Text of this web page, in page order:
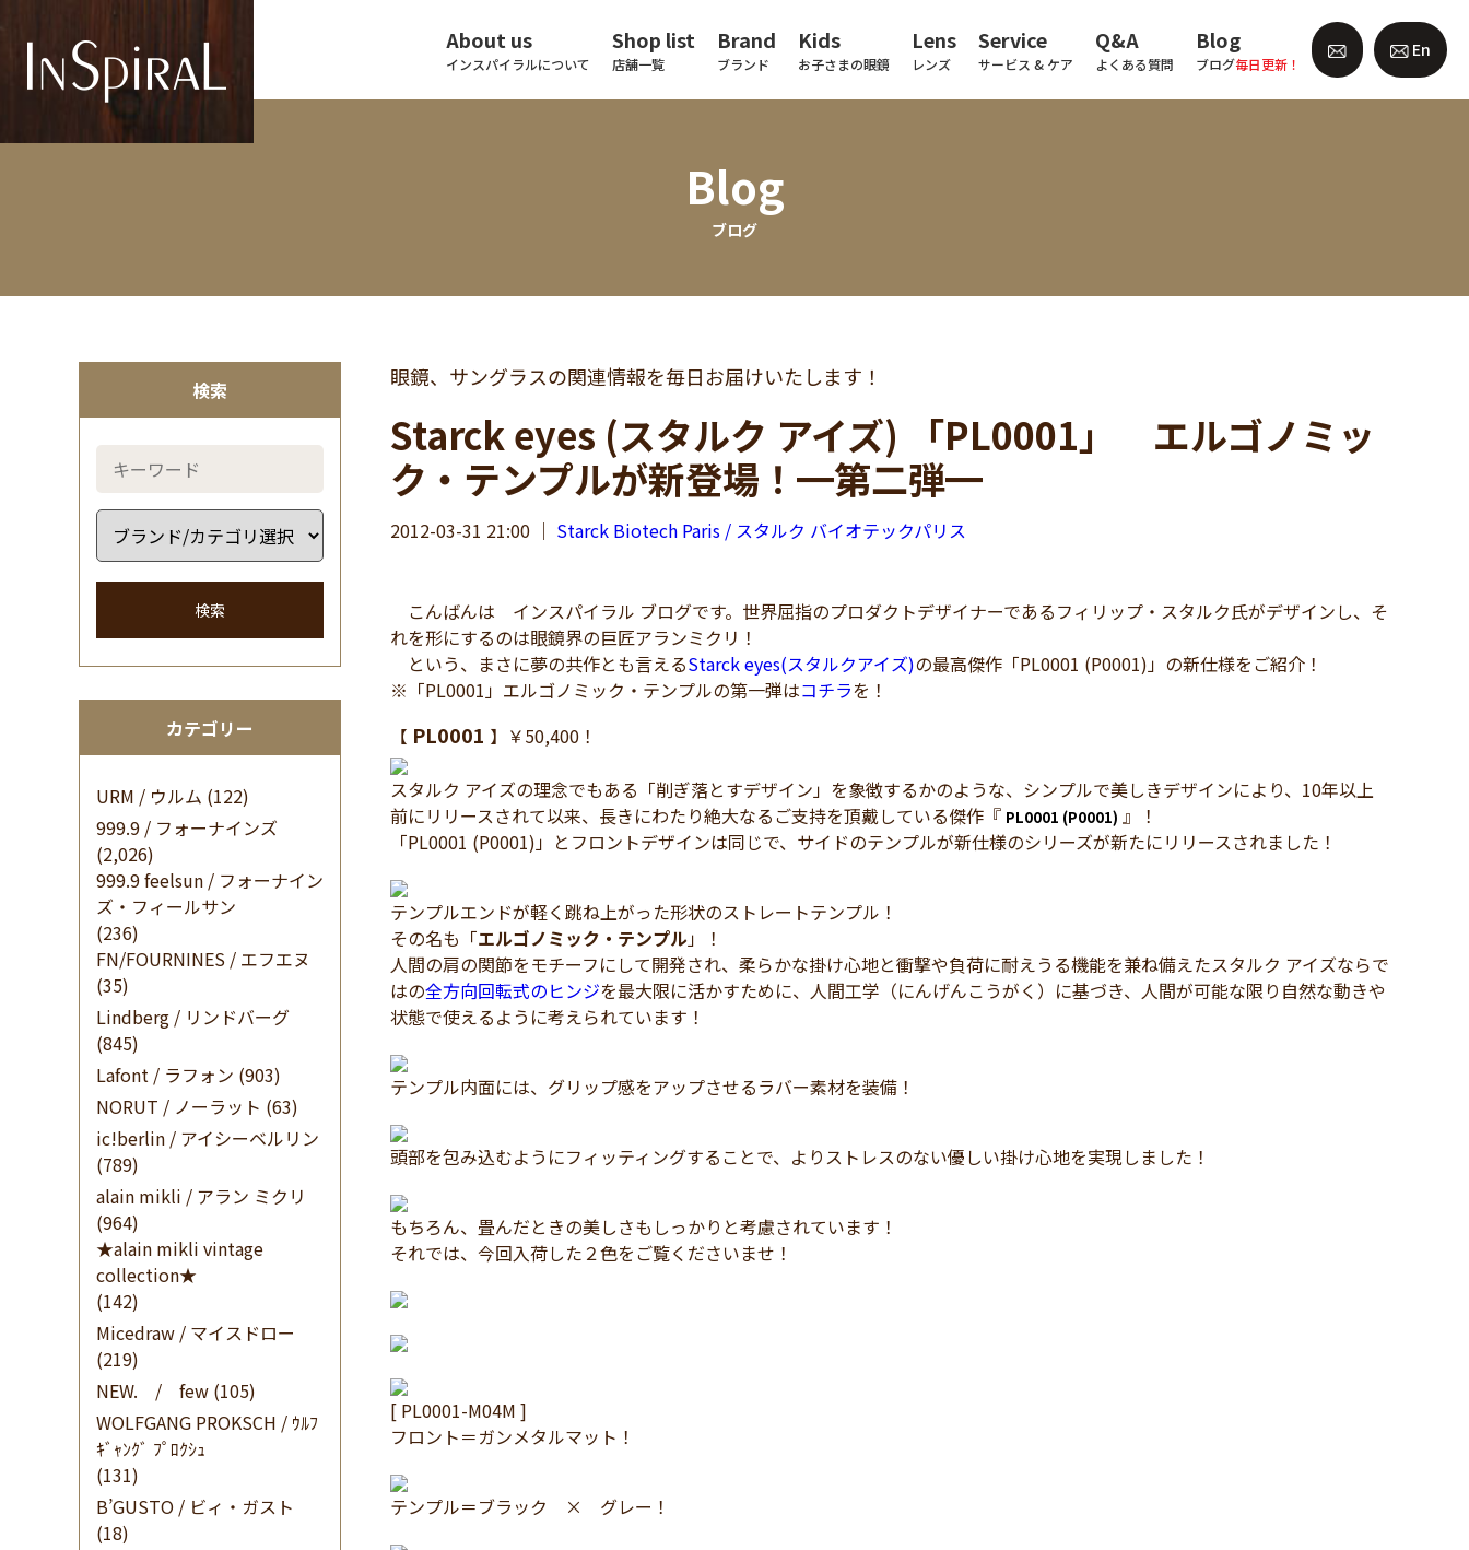
About us
インスパイラルについて
Shop list
店舗一覧
Brand
ブランド
Kids
お子さまの眼鏡
Lens
レンズ
Service
サービス & ケア
Q&A
よくある質問
Blog
ブログ毎日更新！
En
Blog
ブログ
検索
検索
カテゴリー
URM / ウルム (122)
999.9 / フォーナインズ
(2,026)
999.9 feelsun / フォーナイン
ズ・フィールサン
(236)
FN/FOURNINES / エフエヌ
(35)
Lindberg / リンドバーグ
(845)
Lafont / ラフォン (903)
NORUT / ノーラット (63)
ic!berlin / アイシーベルリン
(789)
alain mikli / アラン ミクリ
(964)
★alain mikli vintage
collection★
(142)
Micedraw / マイスドロー
(219)
NEW. / few (105)
WOLFGANG PROKSCH / ｳﾙﾌ
ｷﾞｬﾝｸﾞ ﾌﾟﾛｸｼｭ
(131)
B’GUSTO / ビィ・ガスト
(18)
眼鏡、サングラスの関連情報を毎日お届けいたします！
Starck eyes (スタルク アイズ) 「PL0001」 エルゴノミッ
ク・テンプルが新登場！━第二弾━
2012-03-31 21:00 ｜ Starck Biotech Paris / スタルク バイオテックパリス
こんばんは インスパイラル ブログです。世界屈指のプロダクトデザイナーであるフィリップ・スタルク氏がデザインし、そ
れを形にするのは眼鏡界の巨匠アランミクリ！
という、まさに夢の共作とも言えるStarck eyes(スタルクアイズ)の最高傑作「PL0001 (P0001)」の新仕様をご紹介！
※「PL0001」エルゴノミック・テンプルの第一弾はコチラを！
【 PL0001 】￥50,400！
スタルク アイズの理念でもある「削ぎ落とすデザイン」を象徴するかのような、シンプルで美しきデザインにより、10年以上
前にリリースされて以来、長きにわたり絶大なるご支持を頂戴している傑作『 PL0001 (P0001) 』！
「PL0001 (P0001)」とフロントデザインは同じで、サイドのテンプルが新仕様のシリーズが新たにリリースされました！
テンプルエンドが軽く跳ね上がった形状のストレートテンプル！
その名も「エルゴノミック・テンプル」！
人間の肩の関節をモチーフにして開発され、柔らかな掛け心地と衝撃や負荷に耐えうる機能を兼ね備えたスタルク アイズならで
はの全方向回転式のヒンジを最大限に活かすために、人間工学（にんげんこうがく）に基づき、人間が可能な限り自然な動きや
状態で使えるように考えられています！
テンプル内面には、グリップ感をアップさせるラバー素材を装備！
頭部を包み込むようにフィッティングすることで、よりストレスのない優しい掛け心地を実現しました！
もちろん、畳んだときの美しさもしっかりと考慮されています！
それでは、今回入荷した２色をご覧くださいませ！
[ PL0001-M04M ]
フロント＝ガンメタルマット！
テンプル＝ブラック × グレー！